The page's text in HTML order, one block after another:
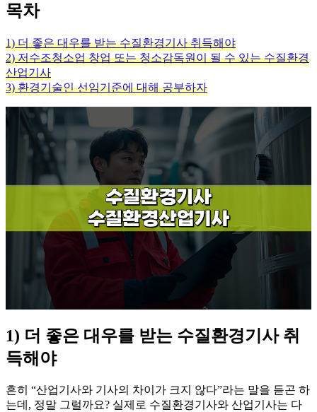
목차
1) 더 좋은 대우를 받는 수질환경기사 취득해야
2) 저수조청소업 창업 또는 청소감독원이 될 수 있는 수질환경
산업기사
3) 환경기술인 선임기준에 대해 공부하자
1) 더 좋은 대우를 받는 수질환경기사 취
득해야
흔히 “산업기사와 기사의 차이가 크지 않다”라는 말을 듣곤 하
는데, 정말 그럴까요? 실제로 수질환경기사와 산업기사는 다